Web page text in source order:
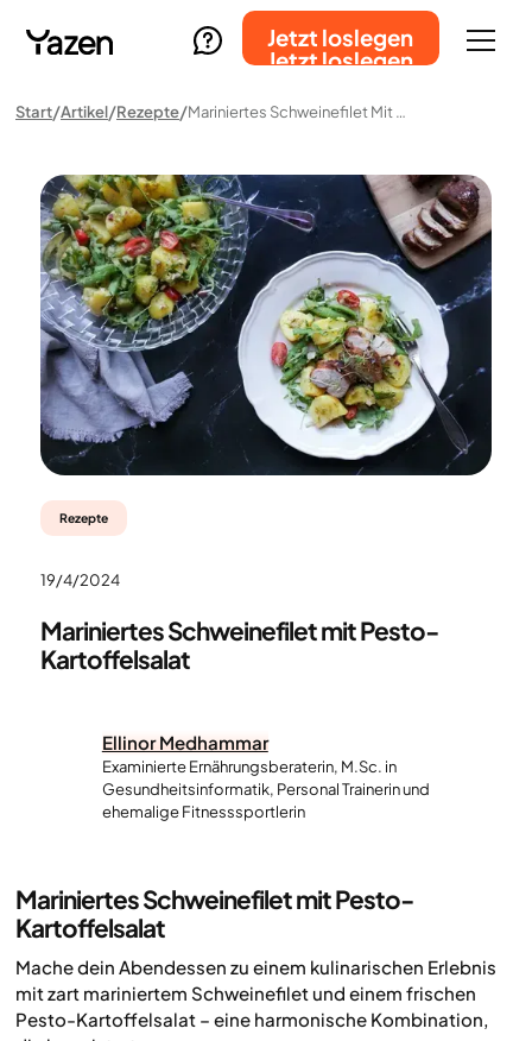
Jetzt loslegen
Jetzt loslegen
Start Artikel Rezepte Mariniertes Schweinefilet Mit Pesto-Kartoffelsalat
Rezepte
19/4/2024
Mariniertes Schweinefilet mit Pesto-
Kartoffelsalat
Ellinor Medhammar
Examinierte Ernährungsberaterin, M.Sc. in
Gesundheitsinformatik, Personal Trainerin und
ehemalige Fitnesssportlerin
Mariniertes Schweinefilet mit Pesto-
Kartoffelsalat
Mache dein Abendessen zu einem kulinarischen Erlebnis
mit zart mariniertem Schweinefilet und einem frischen
Pesto-Kartoffelsalat – eine harmonische Kombination,